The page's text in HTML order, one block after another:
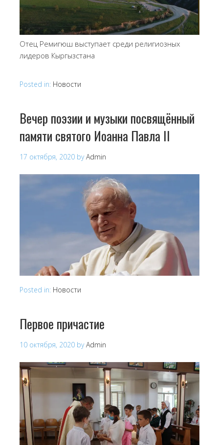
Отец Ремигюш выступает среди религиозных
лидеров Кыргызстана
Posted in: Новости
Вечер поэзии и музыки посвящённый
памяти святого Иоанна Павла II
17 октября, 2020 byAdmin
Posted in: Новости
Первое причастие
10 октября, 2020 byAdmin